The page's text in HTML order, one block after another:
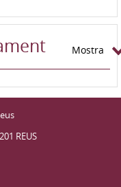
Mostra
REUS